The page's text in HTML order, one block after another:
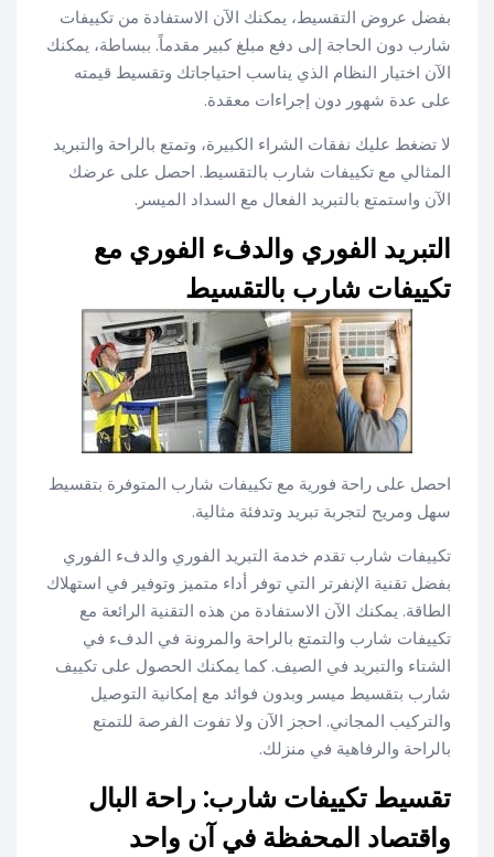
بفضل عروض التقسيط، يمكنك الآن الاستفادة من تكييفات
شارب دون الحاجة إلى دفع مبلغ كبير مقدماً. ببساطة، يمكنك
الآن اختيار النظام الذي يناسب احتياجاتك وتقسيط قيمته
على عدة شهور دون إجراءات معقدة.
لا تضغط عليك نفقات الشراء الكبيرة، وتمتع بالراحة والتبريد
المثالي مع تكييفات شارب بالتقسيط. احصل على عرضك
الآن واستمتع بالتبريد الفعال مع السداد الميسر.
التبريد الفوري والدفء الفوري مع
تكييفات شارب بالتقسيط
احصل على راحة فورية مع تكييفات شارب المتوفرة بتقسيط
سهل ومريح لتجربة تبريد وتدفئة مثالية.
تكييفات شارب تقدم خدمة التبريد الفوري والدفء الفوري
بفضل تقنية الإنفرتر التي توفر أداء متميز وتوفير في استهلاك
الطاقة. يمكنك الآن الاستفادة من هذه التقنية الرائعة مع
تكييفات شارب والتمتع بالراحة والمرونة في الدفء في
الشتاء والتبريد في الصيف. كما يمكنك الحصول على تكييف
شارب بتقسيط ميسر وبدون فوائد مع إمكانية التوصيل
والتركيب المجاني. احجز الآن ولا تفوت الفرصة للتمتع
بالراحة والرفاهية في منزلك.
تقسيط تكييفات شارب: راحة البال
واقتصاد المحفظة في آن واحد